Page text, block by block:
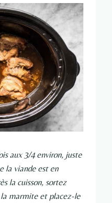
aux 3/4 environ, juste
la viande est en
la cuisson, sortez
marmite et placez-le